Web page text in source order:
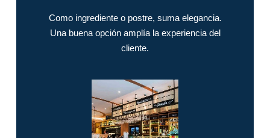
Como ingrediente o postre, suma elegancia.
Una buena opción amplía la experiencia del
cliente.